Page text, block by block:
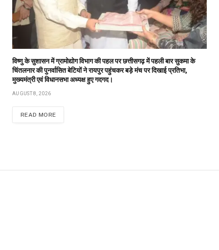
विष्णु के सुशासन में ग्रामोद्योग विभाग की पहल पर छत्तीसगढ़ में पहली बार सुकमा के
चिंतलनार की पुनर्वासित बेटियों ने रायपुर पहुंचकर बड़े मंच पर दिखाई प्रतिभा,
मुख्यमंत्री एवं विधानसभा अध्यक्ष हुए गदगद।
AUGUST 8, 2026
READ MORE